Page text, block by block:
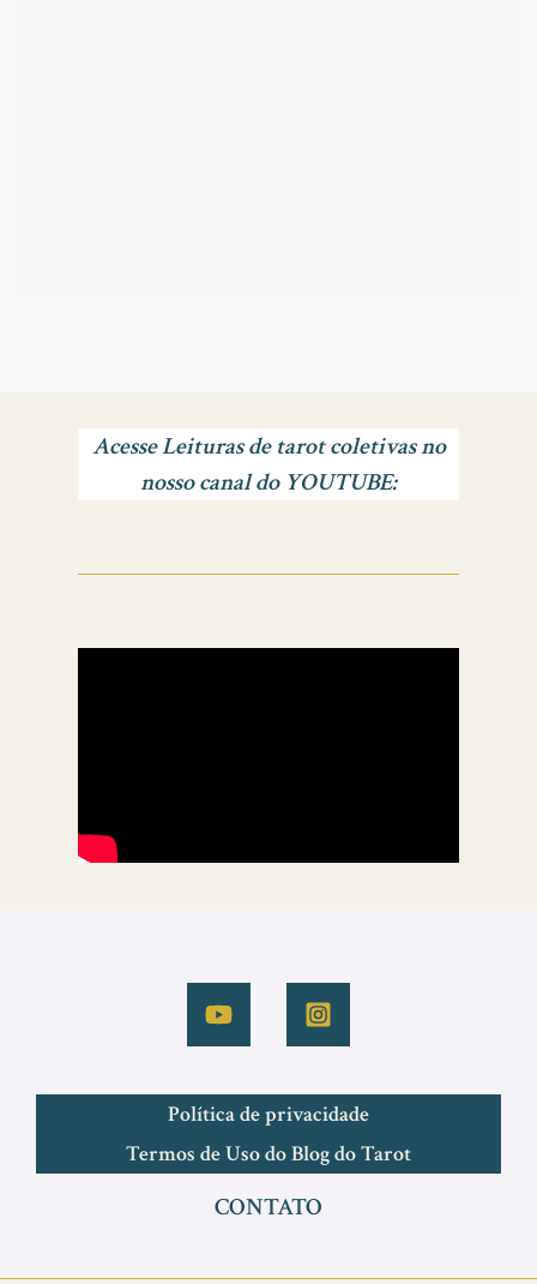
Acesse Leituras de tarot coletivas no
nosso canal do YOUTUBE:
Política de privacidade
Termos de Uso do Blog do Tarot
CONTATO